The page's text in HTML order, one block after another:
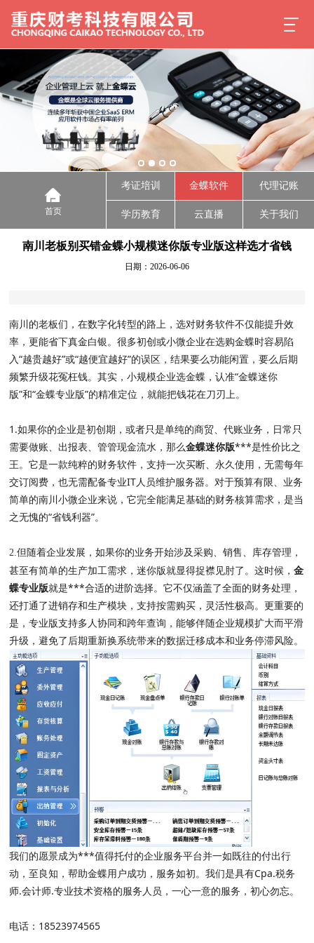
首页
考证培训 金蝶软件 代理记账
学历教育 云直播 关于我们
南川老板别买错金蝶小规模迷你版专业版这样选才省钱
日期：2026-06-06
南川的老板们，在数字化转型的路上，选对财务软件不仅能提升效
率，更能省下真金白银。很多初创或小微企业在选购金蝶时容易陷
入“越贵越好”或“越便宜越好”的误区，结果要么功能闲置，要么后期
频繁升级花冤枉钱。其实，小规模企业选金蝶，认准“金蝶迷你
版”和“金蝶专业版”的精准定位，就能把钱花在刀刃上。
1.如果你的企业是初创期，或者只是单纯的商贸、代账业务，日常只
需要做账、出报表、管管现金流水，那么金蝶迷你版***是性价比之
王。它是一款纯粹的财务软件，支持一次买断、永久使用，无需每年
交订阅费，也无需配备专业IT人员维护服务器。对于预算有限、业务
简单的南川小微企业来说，它完全能满足基础的财务核算需求，是当
之无愧的“省钱利器”。
2.但随着企业发展，如果你的业务开始涉及采购、销售、库存管理，
甚至有简单的生产加工需求，迷你版就显得捉襟见肘了。这时候，金
蝶专业版就是***合适的进阶选择。它不仅涵盖了全面的财务处理，
还打通了进销存和生产模块，支持按需购买，灵活性极高。更重要的
是，专业版支持多人协同和跨年查询，能够伴随企业规模扩大而平滑
升级，避免了后期重新换系统带来的数据迁移成本和业务停滞风险。
我们的愿景成为***值得托付的企业服务平台并一如既往的付出行
动，至良知，帮助金蝶用户成功，服务如初。我们是具有Cpa.税务
师.会计师.专业技术资格的服务人员，一心一意的服务，初心勿忘。
电话：18523974565